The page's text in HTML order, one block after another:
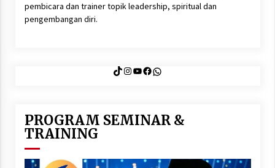
pembicara dan trainer topik leadership, spiritual dan
pengembangan diri.
TikTok
Instagram
YouTube
Facebook
WhatsApp
PROGRAM SEMINAR &
TRAINING